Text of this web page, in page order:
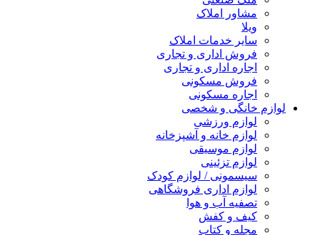
مشاور املاک
ویلا
سایر خدمات املاک
فروش اداری و تجاری
اجاره اداری و تجاری
فروش مسکونی
اجاره مسکونی
لوازم خانگی و شخصی
لوازم ورزشی
لوازم خانه و آشپزخانه
لوازم موسیقی
لوازم تزئینی
سیسمونی / لوازم کودک
لوازم اداری فروشگاهی
تصفیه آب و هوا
کیف و کفش
مجله و کتاب